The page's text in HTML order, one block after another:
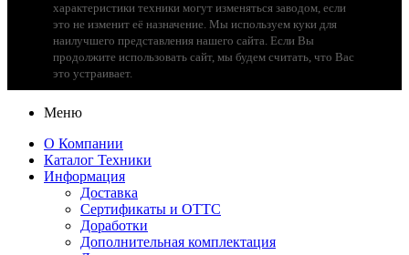
характеристики техники могут изменяться заводом, если
это не изменит её назначение. Мы используем куки для
наилучшего представления нашего сайта. Если Вы
продолжите использовать сайт, мы будем считать, что Вас
это устраивает.
Меню
О Компании
Каталог Техники
Информация
Доставка
Сертификаты и ОТТС
Доработки
Дополнительная комплектация